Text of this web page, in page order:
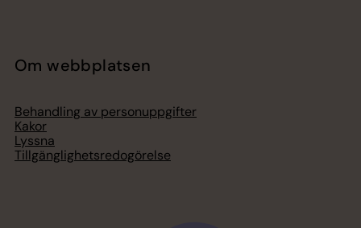
Om webbplatsen
Behandling av personuppgifter
Kakor
Lyssna
Tillgänglighetsredogörelse